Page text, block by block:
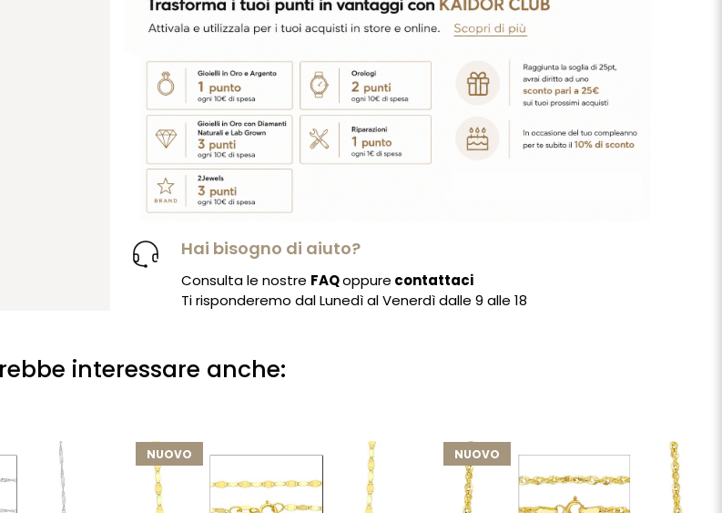
Hai bisogno di aiuto?
Consulta le nostre FAQoppure contattaci
Ti risponderemo dal Lunedì al Venerdì dalle 9 alle 18
interessare anche:
NUOVO NUOVO